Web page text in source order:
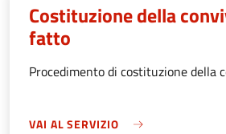
Costituzione della
fatto
Procedimento di costituzione della
VAI AL SERVIZIO